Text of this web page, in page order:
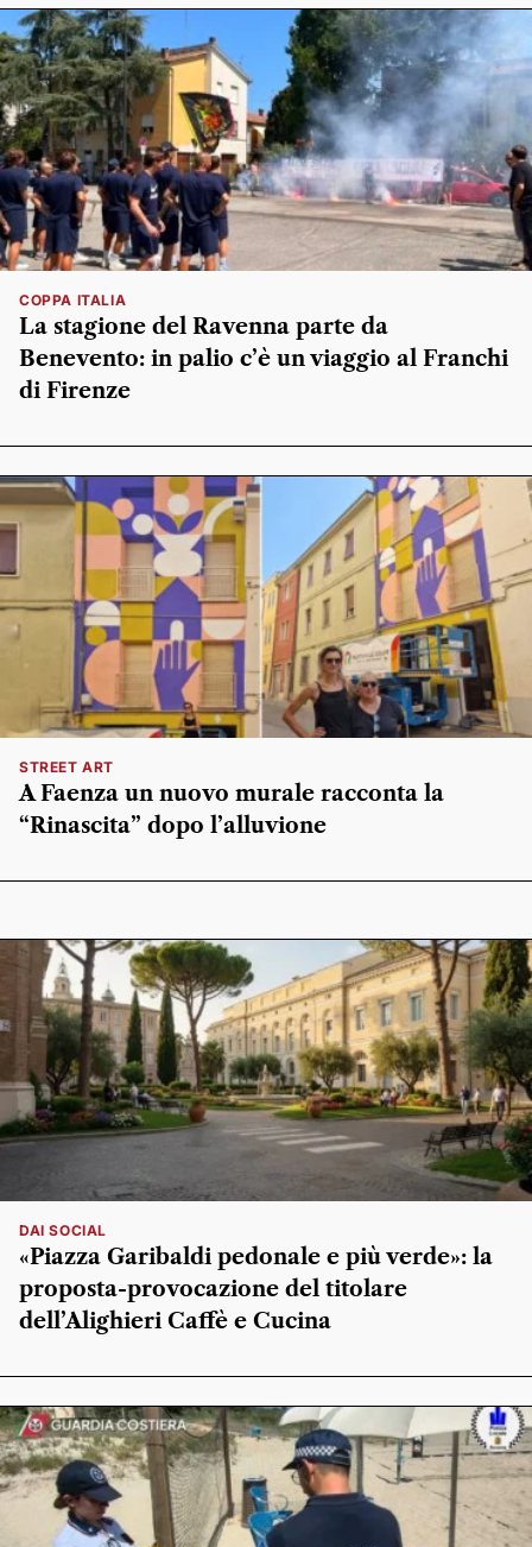
COPPA ITALIA
La stagione del Ravenna parte da
Benevento: in palio c’è un viaggio al Franchi
di Firenze
STREET ART
A Faenza un nuovo murale racconta la
“Rinascita” dopo l’alluvione
DAI SOCIAL
«Piazza Garibaldi pedonale e più verde»: la
proposta-provocazione del titolare
dell’Alighieri Caffè e Cucina